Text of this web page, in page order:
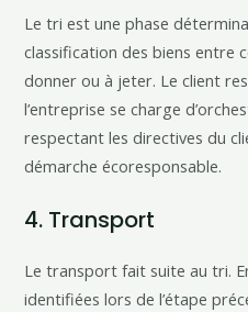
Le tri est une phase
classification des biens entre
donner ou à jeter. Le client
l’entreprise se charge
respectant les directives du
démarche écoresponsable.
4. Transport
Le transport fait suite au tri.
identifiées lors de l’étape